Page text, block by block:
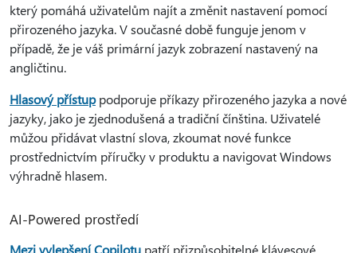
který pomáhá uživatelům najít a změnit nastavení pomocí
přirozeného jazyka. V současné době funguje jenom v
případě, že je váš primární jazyk zobrazení nastavený na
angličtinu.
Hlasový přístuppodporuje příkazy přirozeného jazyka a nové
jazyky, jako je zjednodušená a tradiční čínština. Uživatelé
můžou přidávat vlastní slova, zkoumat nové funkce
prostřednictvím příručky v produktu a navigovat Windows
výhradně hlasem.
AI-Powered prostředí
Mezi vylepšení Copilotu patří přizpůsobitelné klávesové